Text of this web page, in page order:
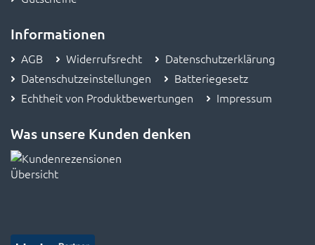
Informationen
AGB Widerrufsrecht
Datenschutzerklärung
Datenschutzeinstellungen
Batteriegesetz
Echtheit von Produktbewertungen
Impressum
Was unsere Kunden denken